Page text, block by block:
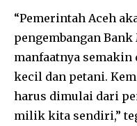
“Pemerintah Aceh
pengembangan
manfaatnya
kecil dan petani.
harus dimulai dari
milik kita sendiri,”